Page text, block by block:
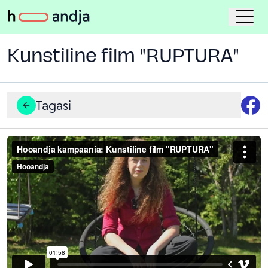
Kunstiline film "RUPTURA"
Tagasi